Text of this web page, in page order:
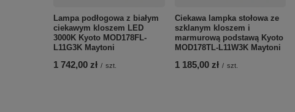
Lampa podłogowa z białym
ciekawym kloszem LED
3000K Kyoto MOD178FL-
L11G3K Maytoni
1 742,00 zł / szt.
Ciekawa lampka stołowa ze
szklanym kloszem i
marmurową podstawą Kyoto
MOD178TL-L11W3K Maytoni
1 185,00 zł / szt.